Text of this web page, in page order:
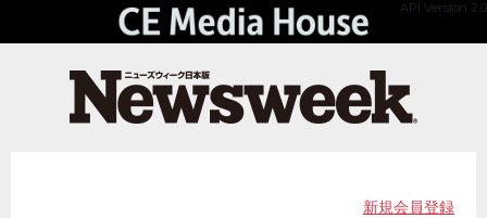
API Version 2.0
新規会員登録